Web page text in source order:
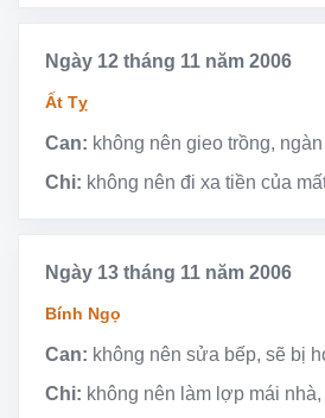
Ngày 12 tháng 11 năm 2006
Ất Tỵ
Can: không nên gieo trồng,
Chi: không nên đi xa tiền của
Ngày 13 tháng 11 năm 2006
Bính Ngọ
Can: không nên sửa bếp, sẽ bị
Chi: không nên làm lợp mái